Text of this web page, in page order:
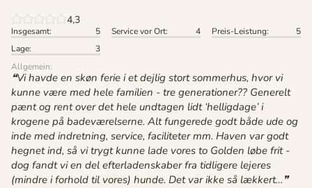
4,3
Insgesamt: 5 Service vor Ort: 4 Preis-Leistung:
5
Lage:
3
Allgemein:
Vi havde en skøn ferie i et dejlig stort sommerhus, hvor vi
kunne være med hele familien - tre generationer?? Generelt
pænt og rent over det hele undtagen lidt ‘helligdage’ i
krogene på badeværelserne. Alt fungerede godt både ude og
inde med indretning, service, faciliteter mm. Haven var godt
hegnet ind, så vi trygt kunne lade vores to Golden løbe frit -
dog fandt vi en del efterladenskaber fra tidligere lejeres
(mindre i forhold til vores) hunde. Det var ikke så lækkert…